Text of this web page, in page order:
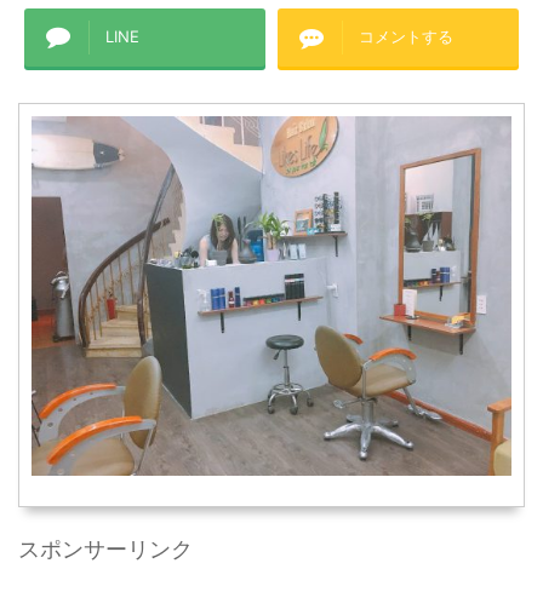
LINE コメントする
スポンサーリンク